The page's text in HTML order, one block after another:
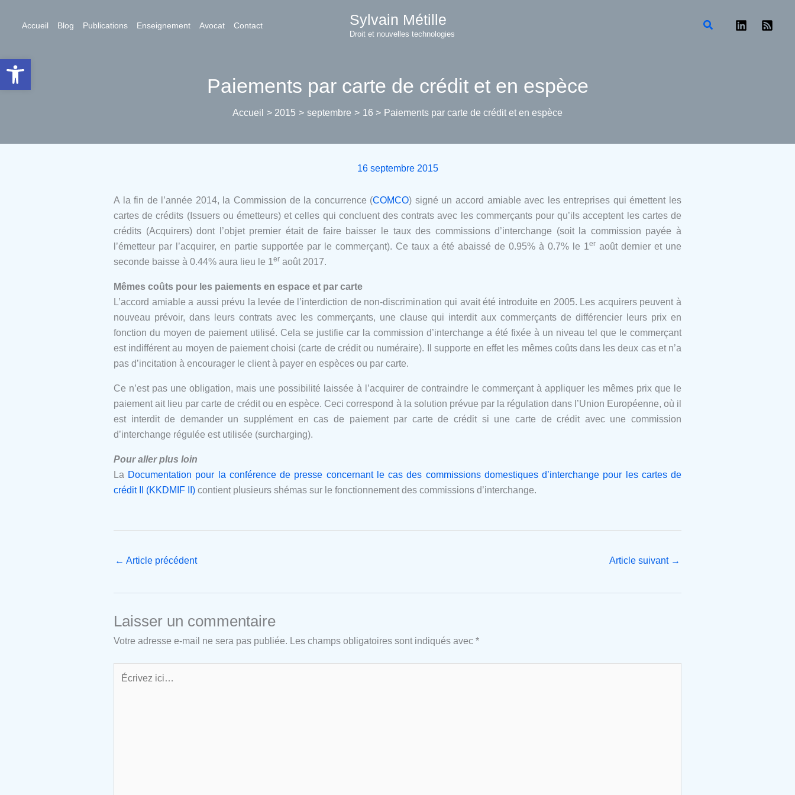
Ouvrir la barre d’outils
Accueil Blog Publications Enseignement Avocat Contact Sylvain Métille
Droit et nouvelles technologies
Rechercher
Paiements par carte de crédit et en espèce
Accueil 2015 septembre 16 Paiements par carte de crédit et en espèce
16 septembre 2015
A la fin de l’année 2014, la Commission de la concurrence (COMCO) signé un accord amiable avec les entreprises qui émettent les
cartes de crédits (Issuers ou émetteurs) et celles qui concluent des contrats avec les commerçants pour qu’ils acceptent les cartes de
crédits (Acquirers) dont l’objet premier était de faire baisser le taux des commissions d’interchange (soit la commission payée à
l’émetteur par l’acquirer, en partie supportée par le commerçant). Ce taux a été abaissé de 0.95% à 0.7% le 1er août dernier et une
seconde baisse à 0.44% aura lieu le 1er août 2017.
Mêmes coûts pour les paiements en espace et par carte
L’accord amiable a aussi prévu la levée de l’interdiction de non-discrimination qui avait été introduite en 2005. Les acquirers peuvent à
nouveau prévoir, dans leurs contrats avec les commerçants, une clause qui interdit aux commerçants de différencier leurs prix en
fonction du moyen de paiement utilisé. Cela se justifie car la commission d’interchange a été fixée à un niveau tel que le commerçant
est indifférent au moyen de paiement choisi (carte de crédit ou numéraire). Il supporte en effet les mêmes coûts dans les deux cas et n’a
pas d’incitation à encourager le client à payer en espèces ou par carte.
Ce n’est pas une obligation, mais une possibilité laissée à l’acquirer de contraindre le commerçant à appliquer les mêmes prix que le
paiement ait lieu par carte de crédit ou en espèce. Ceci correspond à la solution prévue par la régulation dans l’Union Européenne, où il
est interdit de demander un supplément en cas de paiement par carte de crédit si une carte de crédit avec une commission
d’interchange régulée est utilisée (surcharging).
Pour aller plus loin
La Documentation pour la conférence de presse concernant le cas des commissions domestiques d’interchange pour les cartes de
crédit II (KKDMIF II) contient plusieurs shémas sur le fonctionnement des commissions d’interchange.
← Article précédent Article suivant →
Laisser un commentaire
Votre adresse e-mail ne sera pas publiée. Les champs obligatoires sont indiqués avec *